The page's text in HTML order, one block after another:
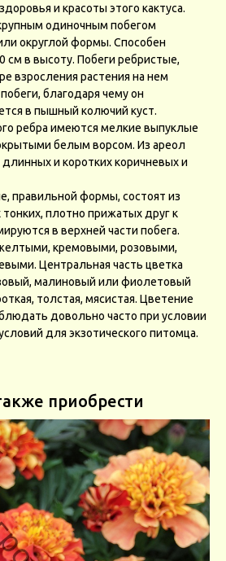
и красоты этого кактуса.
одиночным побегом
округлой формы. Способен
см в высоту. Побеги ребристые,
взросления растения на нем
благодаря чему он
в пышный колючий куст.
ребра имеются мелкие выпуклые
белым ворсом. Из ареол
и коротких коричневых и
правильной формы, состоят из
плотно прижатых друг к
в верхней части побега.
кремовыми, розовыми,
Центральная часть цветка
малиновый или фиолетовый
толстая, мясистая. Цветение
довольно часто при условии
для экзотического питомца.
приобрести